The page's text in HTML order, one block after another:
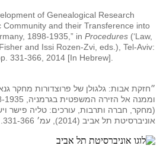
of Genealogical Research
Community and their Transference into
1898-1935,” in Procedures (‘Law,
and Issi Rozen-Zvi, eds.), Tel-Aviv:
331-366, 2014 [In Hebrew].
״חזקת אבות: גלגולן של פרוצדורות מחקר
וממנה אל הזירה המשפטית בגרמניה, 1898-1935״, בתוך:
(מחקר, חברה ותרבות, עורכים: טליה פישר
אוניברסיטת תל אביב (2014), עמ׳ 331-366.